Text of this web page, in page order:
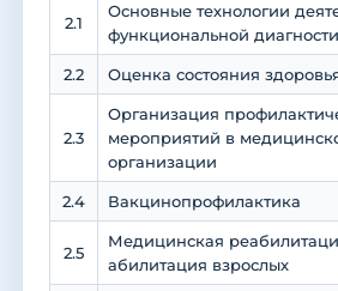
2.1
Основные технологии
функциональной
2.2 Оценка состояния
2.3
Организация
мероприятий в
организации
2.4 Вакцинопрофилактика
2.5
Медицинская
абилитация взрослых